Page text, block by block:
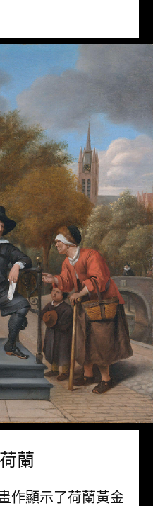
蘭
作顯示了荷蘭黃金